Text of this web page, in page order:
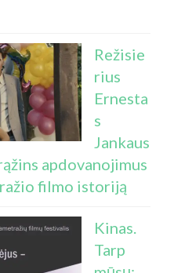
Režisie
rius
Ernesta
s
Jankaus
apdovanojimus
filmo istoriją
Kinas.
Tarp